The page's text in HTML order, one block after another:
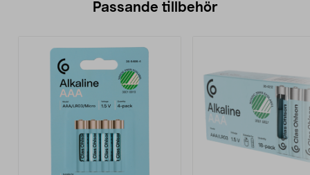
Passande tillbehör